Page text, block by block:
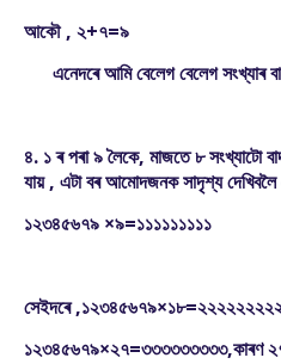
আকৌ , ২+৭=৯
এনেদৰে আমি বেলেগ বেলেগ সংখ্যাৰ
৪. ১ ৰ পৰা ৯ লৈকে, মাজতে ৮ সংখ্যাটো
যায় , এটা বৰ আমোদজনক সাদৃশ্য
১২৩৪৫৬৭৯ ×৯=১১১১১১১১১
সেইদৰে
১২৩৪৫৬৭৯×২৭=৩৩৩৩৩৩৩৩৩,কাৰণ